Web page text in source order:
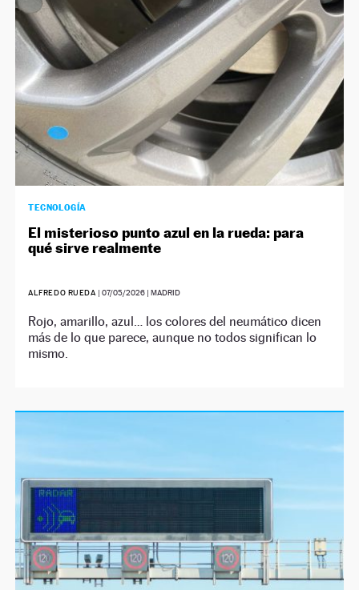
TECNOLOGÍA
El misterioso punto azul en la rueda: para
qué sirve realmente
ALFREDO RUEDA | 07/05/2026| MADRID
Rojo, amarillo, azul… los colores del neumático dicen
más de lo que parece, aunque no todos significan lo
mismo.